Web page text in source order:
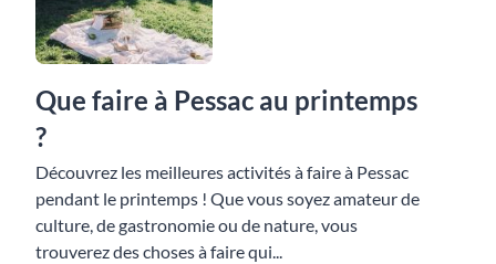
Que faire à Pessac au printemps
?
Découvrez les meilleures activités à faire à Pessac
pendant le printemps ! Que vous soyez amateur de
culture, de gastronomie ou de nature, vous
trouverez des choses à faire qui...